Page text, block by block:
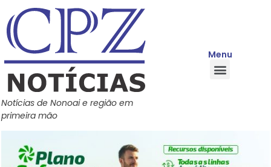
Notícias de Nonoai e região em
primeira mão
Menu